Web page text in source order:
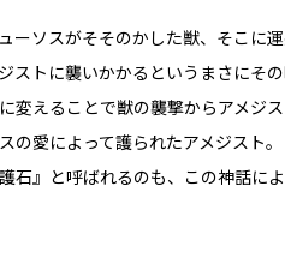
ーソスがそそのかした獣、そこに
ストに襲いかかるというまさにそ
変えることで獣の襲撃からアメジス
の愛によって護られたアメジスト。
護石』と呼ばれるのも、この神話に